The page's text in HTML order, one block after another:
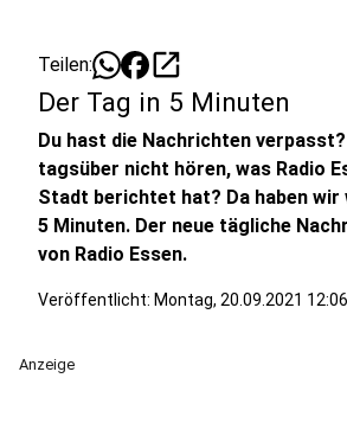
Teilen: open_in_new
Der Tag in 5 Minuten
Du hast die Nachrichten
tagsüber nicht hören, was Radio
Stadt berichtet hat? Da haben wir
5 Minuten. Der neue tägliche
von Radio Essen.
Veröffentlicht: Montag, 20.09.2021 12:06
Anzeige